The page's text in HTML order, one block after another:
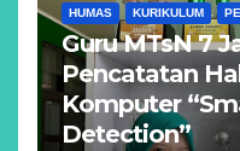
HUMAS KURIKULUM
Guru MTsN 7
Pencatatan
Komputer
Detection”